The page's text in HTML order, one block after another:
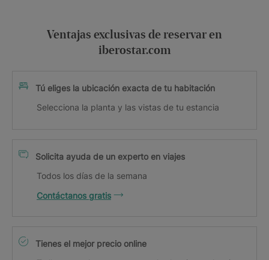
Ventajas exclusivas de reservar en
iberostar.com
Tú eliges la ubicación exacta de tu habitación
Selecciona la planta y las vistas de tu estancia
Solicita ayuda de un experto en viajes
Todos los días de la semana
Contáctanos gratis
Tienes el mejor precio online